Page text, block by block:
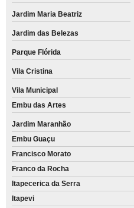
Jardim Maria Beatriz
Jardim das Belezas
Parque Flórida
Vila Cristina
Vila Municipal
Embu das Artes
Jardim Maranhão
Embu Guaçu
Francisco Morato
Franco da Rocha
Itapecerica da Serra
Itapevi